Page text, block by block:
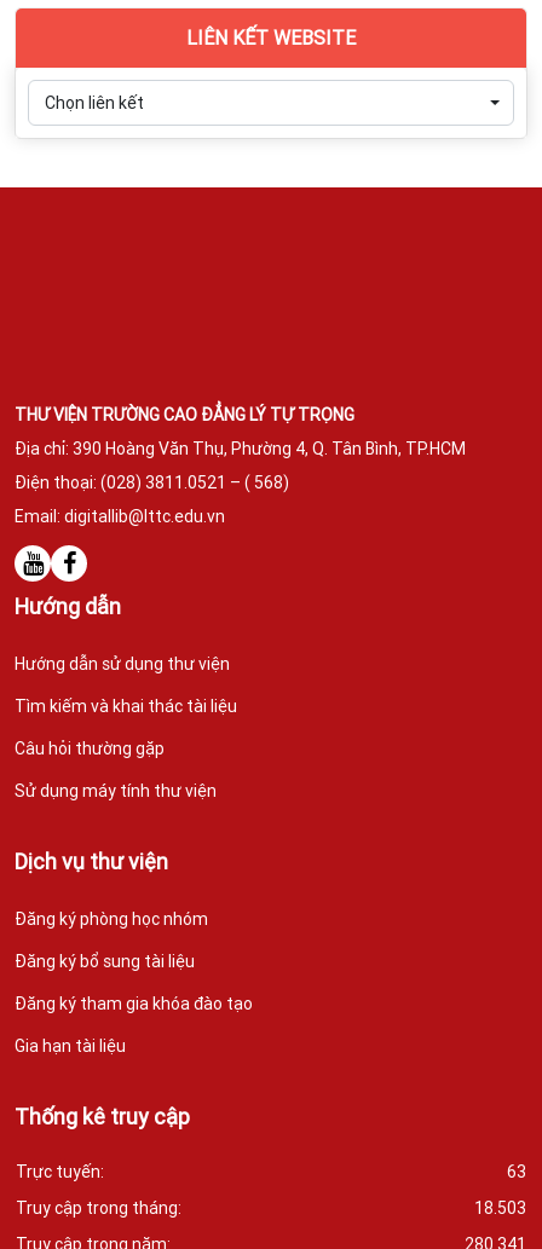
LIÊN KẾT WEBSITE
Chọn liên kết
THƯ VIỆN TRƯỜNG CAO ĐẲNG LÝ TỰ TRỌNG
Địa chỉ: 390 Hoàng Văn Thụ, Phường 4, Q. Tân Bình, TP.HCM
Điện thoại: (028) 3811.0521 – ( 568)
Email: digitallib@lttc.edu.vn
Hướng dẫn
Hướng dẫn sử dụng thư viện
Tìm kiếm và khai thác tài liệu
Câu hỏi thường gặp
Sử dụng máy tính thư viện
Dịch vụ thư viện
Đăng ký phòng học nhóm
Đăng ký bổ sung tài liệu
Đăng ký tham gia khóa đào tạo
Gia hạn tài liệu
Thống kê truy cập
Trực tuyến:
63
Truy cập trong tháng:
18.503
Truy cập trong năm:
280.341